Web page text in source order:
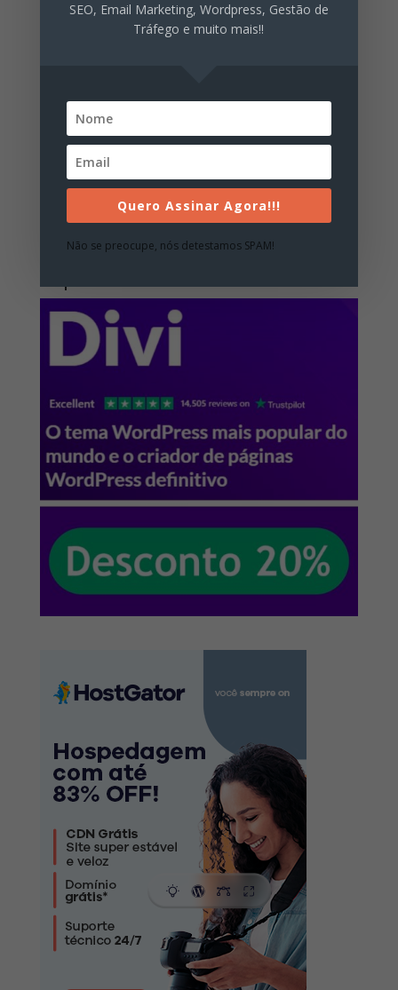
Inbound Marketing
Organizar Finanças
Produção de Conteúdo
Sair das Dívidas
SEO, Email Marketing, Wordpress, Gestão de
Tráfego e muito mais!!
Quero Assinar Agora!!!
Não se preocupe, nós detestamos SPAM!